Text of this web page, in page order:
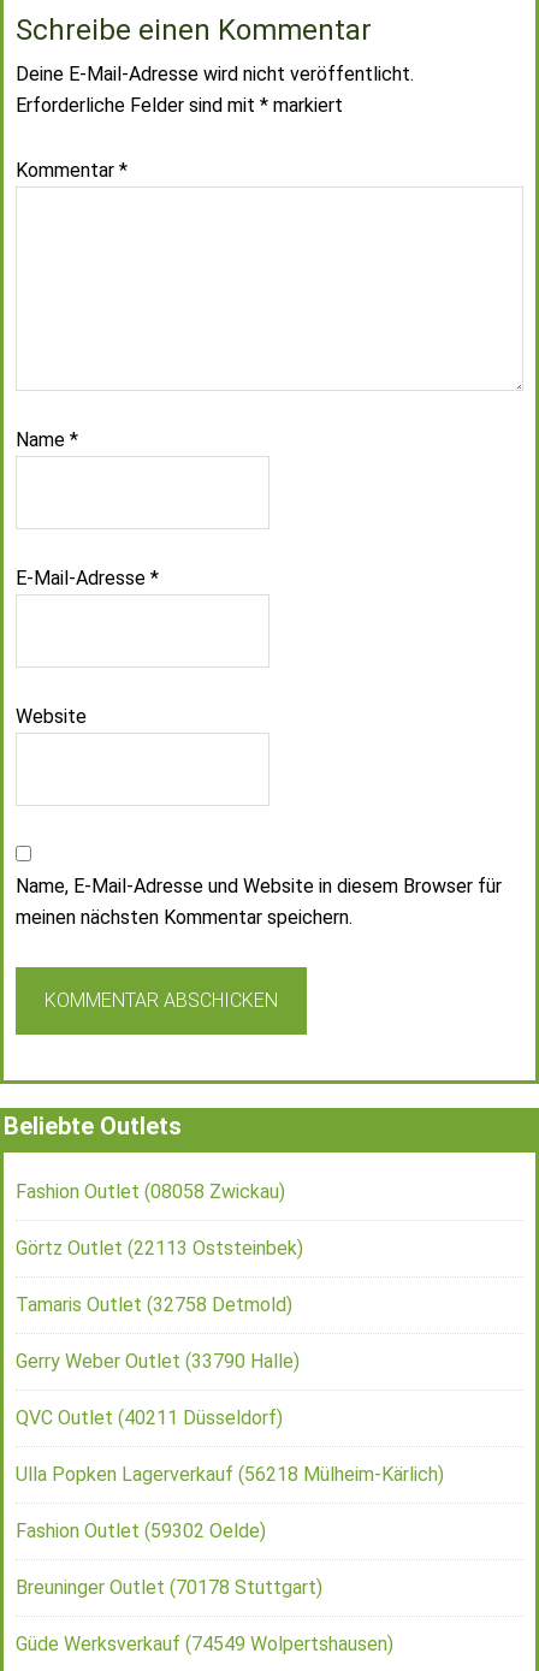
Schreibe einen Kommentar
Deine E-Mail-Adresse wird nicht veröffentlicht.
Erforderliche Felder sind mit * markiert
Kommentar *
Name *
E-Mail-Adresse *
Website
Name, E-Mail-Adresse und Website in diesem Browser für
meinen nächsten Kommentar speichern.
Beliebte Outlets
Fashion Outlet (08058 Zwickau)
Görtz Outlet (22113 Oststeinbek)
Tamaris Outlet (32758 Detmold)
Gerry Weber Outlet (33790 Halle)
QVC Outlet (40211 Düsseldorf)
Ulla Popken Lagerverkauf (56218 Mülheim-Kärlich)
Fashion Outlet (59302 Oelde)
Breuninger Outlet (70178 Stuttgart)
Güde Werksverkauf (74549 Wolpertshausen)